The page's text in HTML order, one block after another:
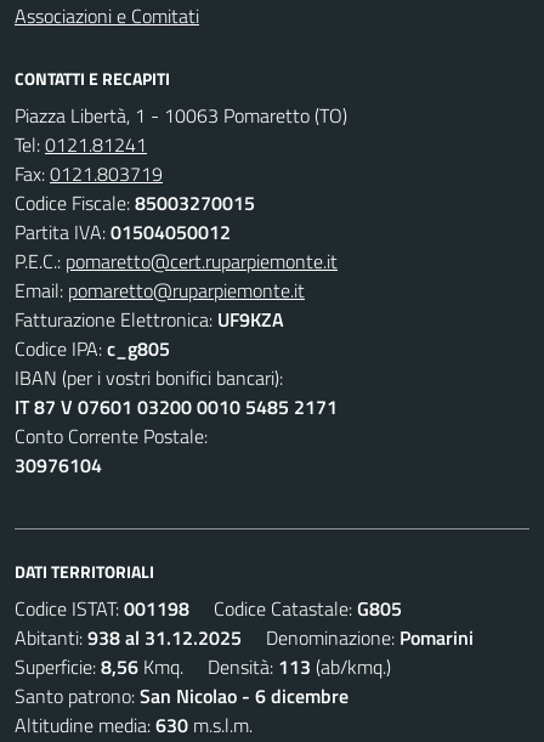
Associazioni e Comitati
CONTATTI E RECAPITI
Piazza Libertà, 1 - 10063 Pomaretto (TO)
Tel:0121.81241
Fax:0121.803719
Codice Fiscale:85003270015
Partita IVA:01504050012
P.E.C.: pomaretto@cert.ruparpiemonte.it
Email: pomaretto@ruparpiemonte.it
Fatturazione Elettronica: UF9KZA
Codice IPA:c_g805
IBAN (per i vostri bonifici bancari):
IT 87 V 07601 03200 0010 5485 2171
Conto Corrente Postale:
30976104
DATI TERRITORIALI
Codice ISTAT:001198 Codice Catastale:G805
Abitanti:938 al 31.12.2025 Denominazione: Pomarini
Superficie:8,56 Kmq. Densità: 113 (ab/kmq.)
Santo patrono:San Nicolao - 6 dicembre
Altitudine media:630 m.s.l.m.